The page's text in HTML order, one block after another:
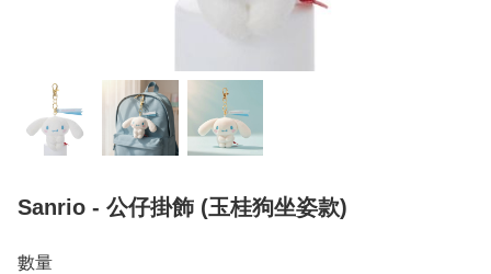
Sanrio - 公仔掛飾 (玉桂狗坐姿款)
數量